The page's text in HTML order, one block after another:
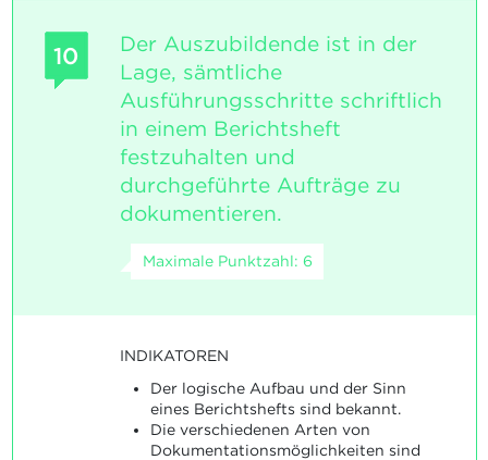
10
Der Auszubildende ist in der
Lage, sämtliche
Ausführungsschritte schriftlich
in einem Berichtsheft
festzuhalten und
durchgeführte Aufträge zu
dokumentieren.
Maximale Punktzahl: 6
INDIKATOREN
Der logische Aufbau und der Sinn
eines Berichtshefts sind bekannt.
Die verschiedenen Arten von
Dokumentationsmöglichkeiten sind